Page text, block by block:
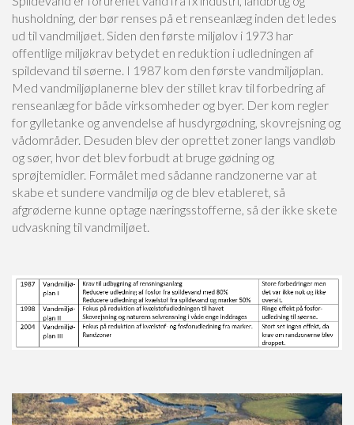
husholdning, der bør renses på et renseanlæg inden det ledes
ud til vandmiljøet. Siden den første miljølov i 1973 har
offentlige miljøkrav betydet en reduktion i udledningen af
spildevand til søerne. I 1987 kom den første vandmiljøplan.
Med vandmiljøplanerne blev der stillet krav til forbedring af
renseanlæg for både virksomheder og byer. Der kom regler
for gylletanke og anvendelse af husdyrgødning, skovrejsning og
vådområder. Desuden blev der oprettet zoner langs vandløb
og søer, hvor det blev forbudt at bruge gødning og
sprøjtemidler. Formålet med sådanne randzonerne var at
skabe et sundere vandmiljø og de blev etableret, så
afgrøderne kunne optage næringsstofferne, så der ikke skete
udvaskning til vandmiljøet.